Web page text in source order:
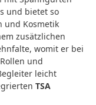
und bietet so
und Kosmetik
zusätzlichen
womit er bei
und
leicht
TSA